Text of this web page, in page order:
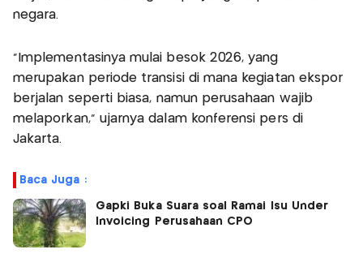
negara.
"Implementasinya mulai besok 2026, yang
merupakan periode transisi di mana kegiatan ekspor
berjalan seperti biasa, namun perusahaan wajib
melaporkan," ujarnya dalam konferensi pers di
Jakarta.
Baca Juga :
Gapki Buka Suara soal Ramai Isu Under
Invoicing Perusahaan CPO